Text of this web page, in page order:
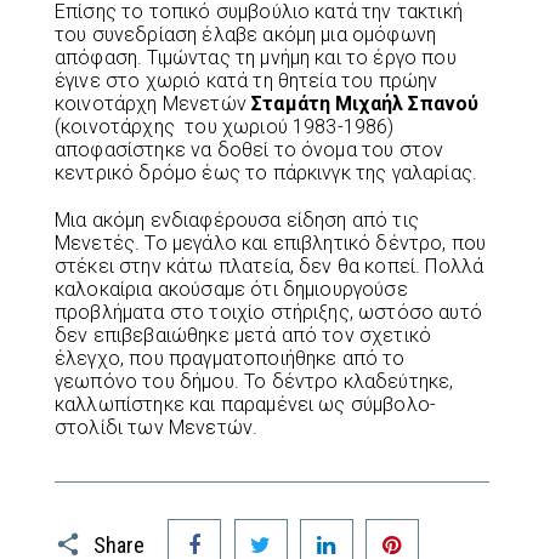
Επίσης το τοπικό συμβούλιο κατά την τακτική
του συνεδρίαση έλαβε ακόμη μια ομόφωνη
απόφαση. Τιμώντας τη μνήμη και το έργο που
έγινε στο χωριό κατά τη θητεία του πρώην
κοινοτάρχη ΜενετώνΣταμάτη Μιχαήλ Σπανού
(κοινοτάρχης του χωριού 1983-1986)
αποφασίστηκε να δοθεί το όνομα του στον
κεντρικό δρόμο έως το πάρκινγκ της γαλαρίας.
Μια ακόμη ενδιαφέρουσα είδηση από τις
Μενετές. Το μεγάλο και επιβλητικό δέντρο, που
στέκει στην κάτω πλατεία, δεν θα κοπεί. Πολλά
καλοκαίρια ακούσαμε ότι δημιουργούσε
προβλήματα στο τοιχίο στήριξης, ωστόσο αυτό
δεν επιβεβαιώθηκε μετά από τον σχετικό
έλεγχο, που πραγματοποιήθηκε από το
γεωπόνο του δήμου. Το δέντρο κλαδεύτηκε,
καλλωπίστηκε και παραμένει ως σύμβολο-
στολίδι των Μενετών.
Share
Facebook Twitter LinkedIn